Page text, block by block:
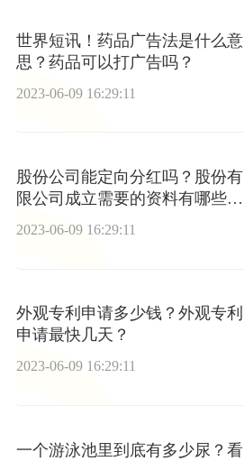
世界短讯！药品广告法是什么意
思？药品可以打广告吗？
2023-06-09 16:29:11
股份公司能定向分红吗？股份有
限公司成立需要的资料有哪些？-
今热点
2023-06-09 16:29:11
外观专利申请多少钱？外观专利
申请最快几天？
2023-06-09 16:29:11
一个游泳池里到底有多少尿？看